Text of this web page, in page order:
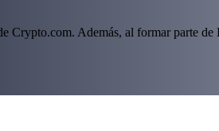
Crypto.com. Además, al formar parte